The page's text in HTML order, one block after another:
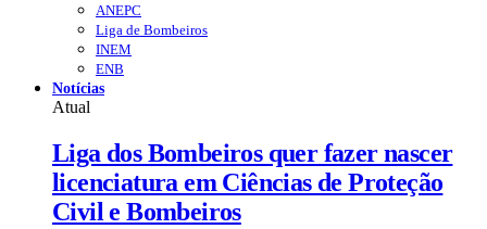
ANEPC
Liga de Bombeiros
INEM
ENB
Notícias
Atual
Liga dos Bombeiros quer fazer nascer
licenciatura em Ciências de Proteção
Civil e Bombeiros